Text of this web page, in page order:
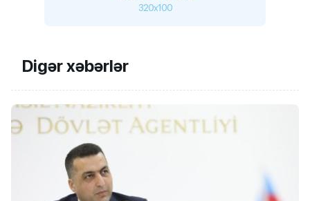
320x100
Digər xəbərlər